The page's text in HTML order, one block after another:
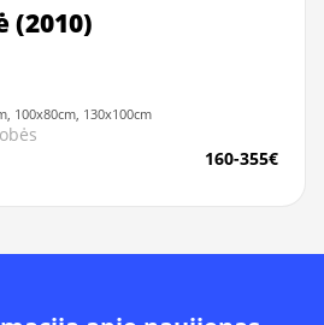
(2010)
100x80cm, 130x100cm
160-355€